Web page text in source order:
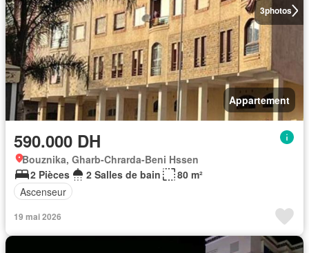
3photos
Appartement
590.000 DH
Bouznika, Gharb-Chrarda-Beni Hssen
2 Pièces
2 Salles de bain
80 m²
Ascenseur
19 mai 2026